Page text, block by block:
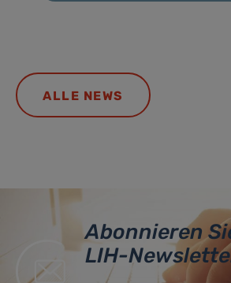
ALLE NEWS
Abonnieren
LIH-